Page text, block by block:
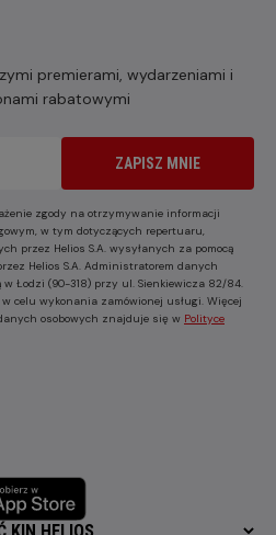
premierami, wydarzeniami i
rabatowymi
ZAPISZ MNIE
zgody na otrzymywanie informacji
w tym dotyczących repertuaru,
przez Helios S.A. wysyłanych za pomocą
Helios S.A. Administratorem danych
Łodzi (90-318) przy ul. Sienkiewicza 82/84.
celu wykonania zamówionej usługi. Więcej
osobowych znajduje się w Polityce
KIN HELIOS